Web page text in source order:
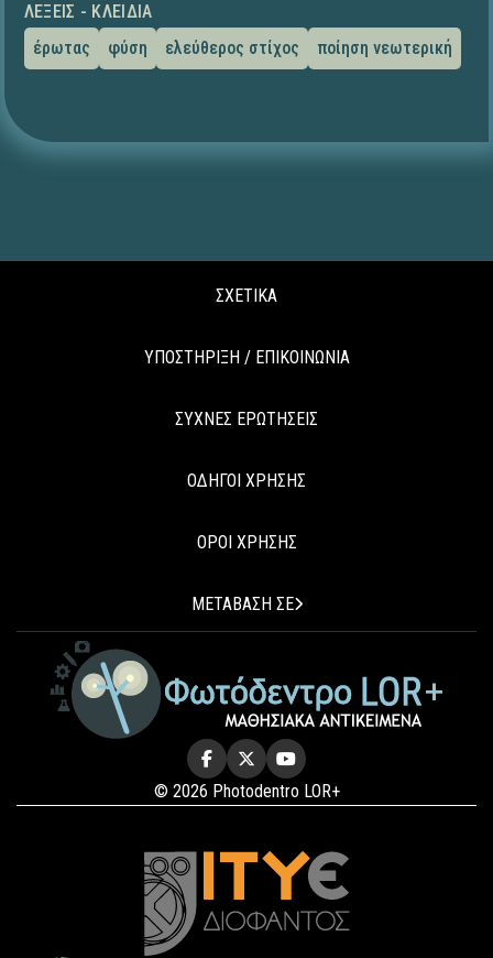
ΛΈΞΕΙΣ - ΚΛΕΙΔΙΆ
έρωτας
φύση ελεύθερος στίχος ποίηση νεωτερική
ΣΧΕΤΙΚΑ
ΥΠΟΣΤΗΡΙΞΗ / ΕΠΙΚΟΙΝΩΝΙΑ
ΣΥΧΝΕΣ ΕΡΩΤΗΣΕΙΣ
ΟΔΗΓΟΙ ΧΡΗΣΗΣ
ΟΡΟΙ ΧΡΗΣΗΣ
ΜΕΤΑΒΑΣΗ ΣΕ
© 2026 Photodentro LOR+